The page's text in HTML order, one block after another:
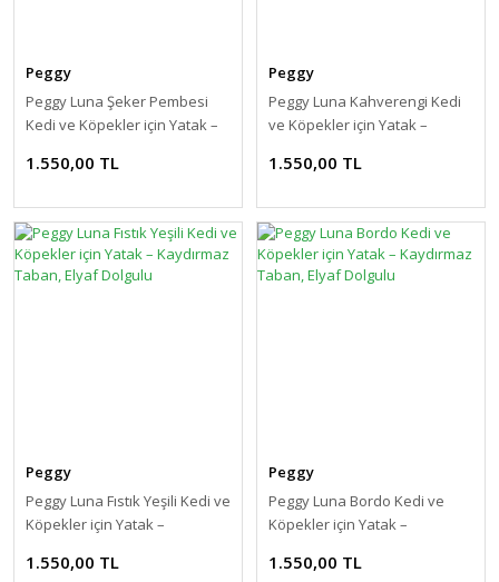
Peggy
Peggy Luna Şeker Pembesi
Kedi ve Köpekler için Yatak –
Dolgulu
1.550,00 TL
Peggy
Peggy Luna Kahverengi Kedi
ve Köpekler için Yatak –
Dolgulu
1.550,00 TL
Peggy
Peggy Luna Fıstık Yeşili Kedi ve
Köpekler için Yatak –
Dolgulu
1.550,00 TL
Peggy
Peggy Luna Bordo Kedi ve
Köpekler için Yatak –
Dolgulu
1.550,00 TL